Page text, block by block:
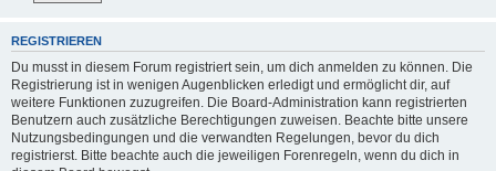
REGISTRIEREN
Du musst in diesem Forum registriert sein, um dich anmelden zu können. Die
Registrierung ist in wenigen Augenblicken erledigt und ermöglicht dir, auf
weitere Funktionen zuzugreifen. Die Board-Administration kann registrierten
Benutzern auch zusätzliche Berechtigungen zuweisen. Beachte bitte unsere
Nutzungsbedingungen und die verwandten Regelungen, bevor du dich
registrierst. Bitte beachte auch die jeweiligen Forenregeln, wenn du dich in